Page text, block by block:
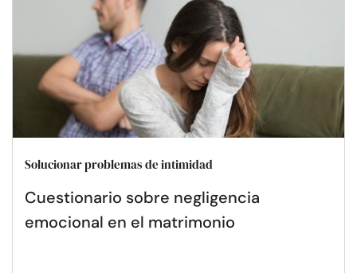
Solucionar problemas de intimidad
Cuestionario sobre negligencia
emocional en el matrimonio